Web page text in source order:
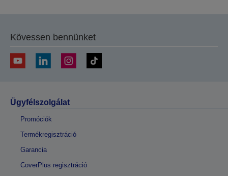
Kövessen bennünket
Ügyfélszolgálat
Promóciók
Termékregisztráció
Garancia
CoverPlus regisztráció